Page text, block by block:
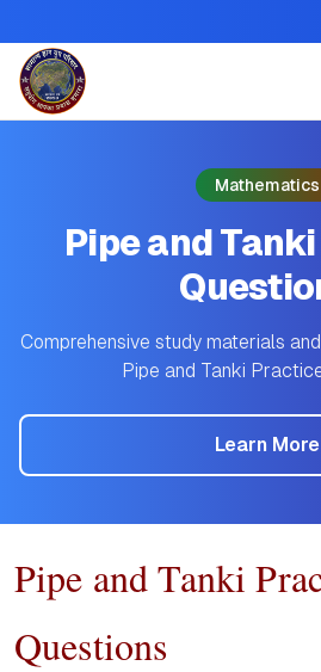
Mathematics
Pipe and
Comprehensive study materials
Pipe and Tanki
Learn More
Pipe and Tanki
Questions